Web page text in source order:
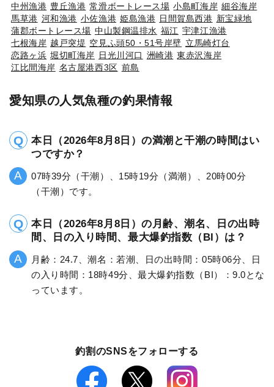
中州漁港 豊丘漁港 常滑ボートレース場 小島町海岸 細谷海岸
馬草港 河和漁港 小佐漁港 姫島漁港 日間賀島西港 新宝緑地
蒲郡ボートレース場 中山製鋼温排水 福江 宇津江漁港
七根海岸 越戸突堤 空見ふ頭50・51号岸壁 立馬崎灯台
恋路ヶ浜 堀切町海岸 日光川河口 洲崎港 東赤沢海岸
江比間海岸 名古屋港西3区 前島
愛知県の人気魚種の釣果情報
本日（2026年8月8日）の満潮と干潮の時間はい
つですか？
07時39分（干潮）、15時19分（満潮）、20時00分
（干潮）です。
本日（2026年8月8日）の月齢、潮名、日の出時
間、日の入り時間、最大爆釣指数（BI）は？
月齢：24.7、潮名：若潮、日の出時間：05時06分、日
の入り時間：18時49分、最大爆釣指数（BI）：9.0とな
っています。
釣割のSNSをフォローする